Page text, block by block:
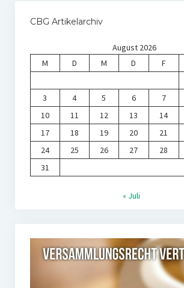
CBG Artikelarchiv
August 2026
M
D M D F
3
4 5 6 7
10
11 12 13 14
17
18 19 20 21
24
25 26 27 28
31
« Juli